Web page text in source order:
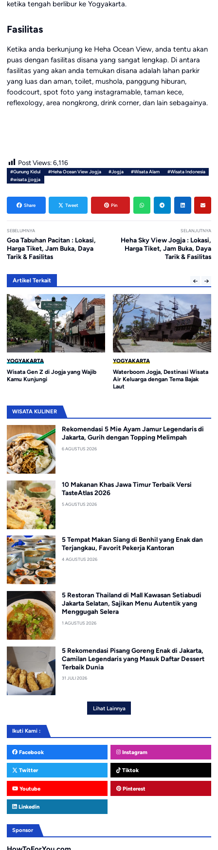
ketika tengah berlibur ke Yogyakarta.
Fasilitas
Ketika anda berkunjung ke Heha Ocean View, anda tentu akan
puas dengan fasilitas disana yang sangat lengkap. Di antara
fasilitas yang akan anda temukan disana adalah lahan parkir
yang luas dan aman, toilet, mushola, panggung hiburan,
foodcourt, spot foto yang instagramable, taman kece,
reflexology, area nongkrong, drink corner, dan lain sebagainya.
Post Views: 6,116
#Gunung Kidul #Heha Ocean View Jogja #Jogja #Wisata Alam
#Wisata Indonesia
#wisata jjogja
Share Tweet Pin
SEBELUMNYA
Goa Tabuhan Pacitan : Lokasi,
Harga Tiket, Jam Buka, Daya
Tarik & Fasilitas
SELANJUTNYA
Heha Sky View Jogja : Lokasi,
Harga Tiket, Jam Buka, Daya
Tarik & Fasilitas
Artikel Terkait
YOGYAKARTA
Wisata Gen Z di Jogja yang Wajib
Kamu Kunjungi
YOGYAKARTA
Waterboom Jogja, Destinasi Wisata
Air Keluarga dengan Tema Bajak
Laut
WISATA KULINER
Rekomendasi 5 Mie Ayam Jamur Legendaris di
Jakarta, Gurih dengan Topping Melimpah
6 AGUSTUS 2026
10 Makanan Khas Jawa Timur Terbaik Versi
TasteAtlas 2026
5 AGUSTUS 2026
5 Tempat Makan Siang di Benhil yang Enak dan
Terjangkau, Favorit Pekerja Kantoran
4 AGUSTUS 2026
5 Restoran Thailand di Mall Kawasan Setiabudi
Jakarta Selatan, Sajikan Menu Autentik yang
Menggugah Selera
1 AGUSTUS 2026
5 Rekomendasi Pisang Goreng Enak di Jakarta,
Camilan Legendaris yang Masuk Daftar Dessert
Terbaik Dunia
31 JULI 2026
Lihat Lainnya
Ikuti Kami :
Facebook Instagram
Twitter Tiktok
Youtube Pinterest
Linkedin
Sponsor